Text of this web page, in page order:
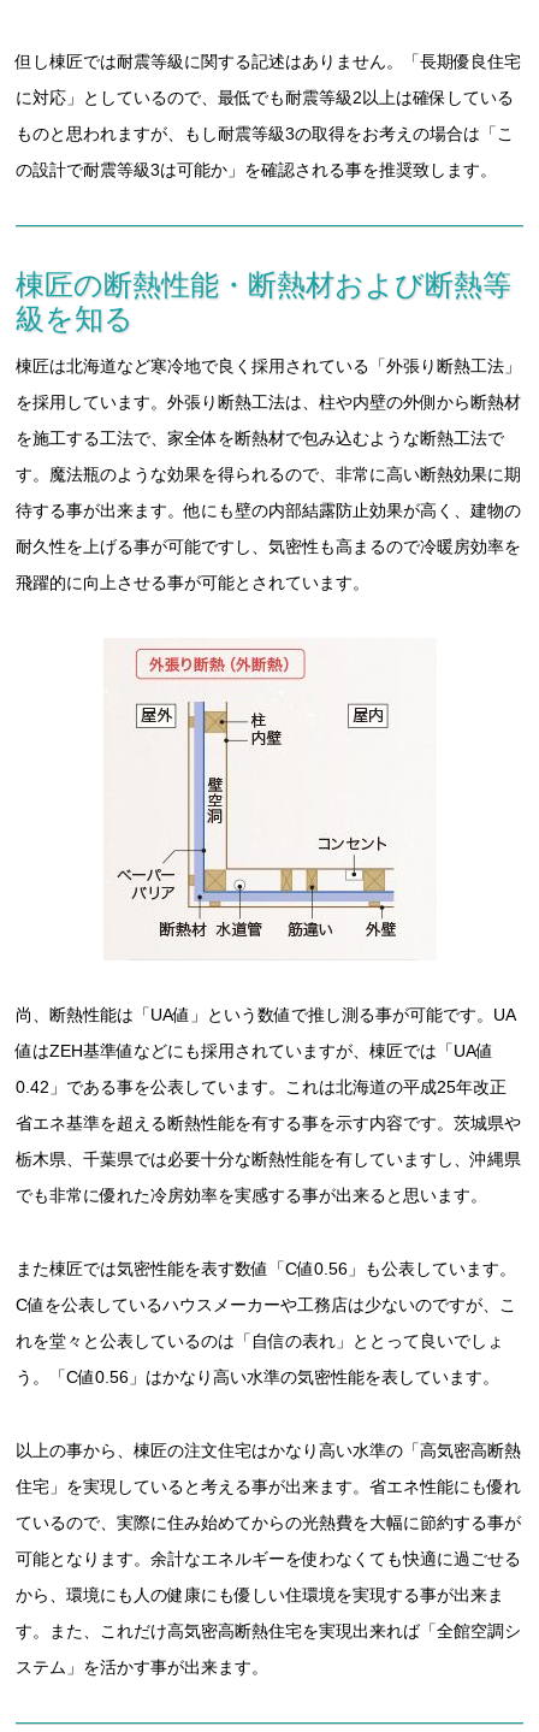
但し棟匠では耐震等級に関する記述はありません。「長期優良住宅
に対応」としているので、最低でも耐震等級2以上は確保している
ものと思われますが、もし耐震等級3の取得をお考えの場合は「こ
の設計で耐震等級3は可能か」を確認される事を推奨致します。
棟匠の断熱性能・断熱材および断熱等
級を知る
棟匠は北海道など寒冷地で良く採用されている「外張り断熱工法」
を採用しています。外張り断熱工法は、柱や内壁の外側から断熱材
を施工する工法で、家全体を断熱材で包み込むような断熱工法で
す。魔法瓶のような効果を得られるので、非常に高い断熱効果に期
待する事が出来ます。他にも壁の内部結露防止効果が高く、建物の
耐久性を上げる事が可能ですし、気密性も高まるので冷暖房効率を
飛躍的に向上させる事が可能とされています。
尚、断熱性能は「UA値」という数値で推し測る事が可能です。UA
値はZEH基準値などにも採用されていますが、棟匠では「UA値
0.42」である事を公表しています。これは北海道の平成25年改正
省エネ基準を超える断熱性能を有する事を示す内容です。茨城県や
栃木県、千葉県では必要十分な断熱性能を有していますし、沖縄県
でも非常に優れた冷房効率を実感する事が出来ると思います。
また棟匠では気密性能を表す数値「C値0.56」も公表しています。
C値を公表しているハウスメーカーや工務店は少ないのですが、こ
れを堂々と公表しているのは「自信の表れ」ととって良いでしょ
う。「C値0.56」はかなり高い水準の気密性能を表しています。
以上の事から、棟匠の注文住宅はかなり高い水準の「高気密高断熱
住宅」を実現していると考える事が出来ます。省エネ性能にも優れ
ているので、実際に住み始めてからの光熱費を大幅に節約する事が
可能となります。余計なエネルギーを使わなくても快適に過ごせる
から、環境にも人の健康にも優しい住環境を実現する事が出来ま
す。また、これだけ高気密高断熱住宅を実現出来れば「全館空調シ
ステム」を活かす事が出来ます。